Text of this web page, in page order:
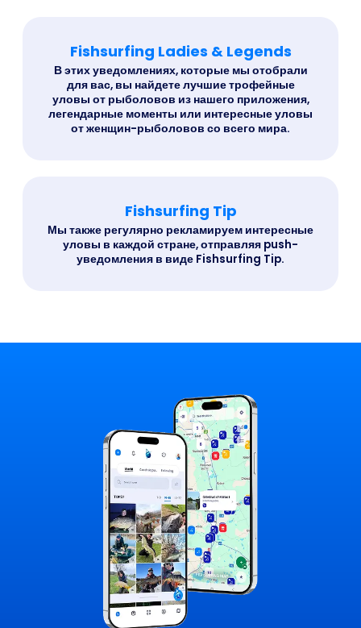
Fishsurfing Ladies & Legends
В этих уведомлениях, которые мы отобрали
для вас, вы найдете лучшие трофейные
уловы от рыболовов из нашего приложения,
легендарные моменты или интересные уловы
от женщин-рыболовов со всего мира.
Fishsurfing Tip
Мы также регулярно рекламируем интересные
уловы в каждой стране, отправляя push-
уведомления в виде Fishsurfing Tip.